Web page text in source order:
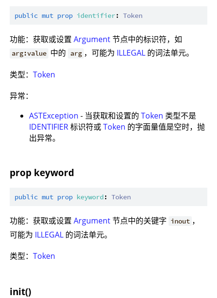
public mut prop identifier: Token
功能：获取或设置Argument节点中的标识符，如
arg:value 中的 arg ，可能为 ILLEGAL的词法单元。
类型： Token
异常：
ASTException - 当获取和设置的 Token 类型不是
IDENTIFIER标识符或Token 的字面量值是空时，抛
出异常。
prop keyword
public mut prop keyword: Token
功能：获取或设置 Argument节点中的关键字 inout ，
可能为 ILLEGAL 的词法单元。
类型： Token
init()